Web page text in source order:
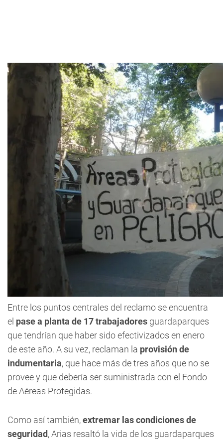
Entre los puntos centrales del reclamo se encuentra
el pase a planta de 17 trabajadores guardaparques
que tendrían que haber sido efectivizados en enero
de este año. A su vez, reclaman la provisión de
indumentaria, que hace más de tres años que no se
provee y que debería ser suministrada con el Fondo
de Aéreas Protegidas.
Como así también,extremar las condiciones de
seguridad, Arias resaltó la vida de los guardaparques